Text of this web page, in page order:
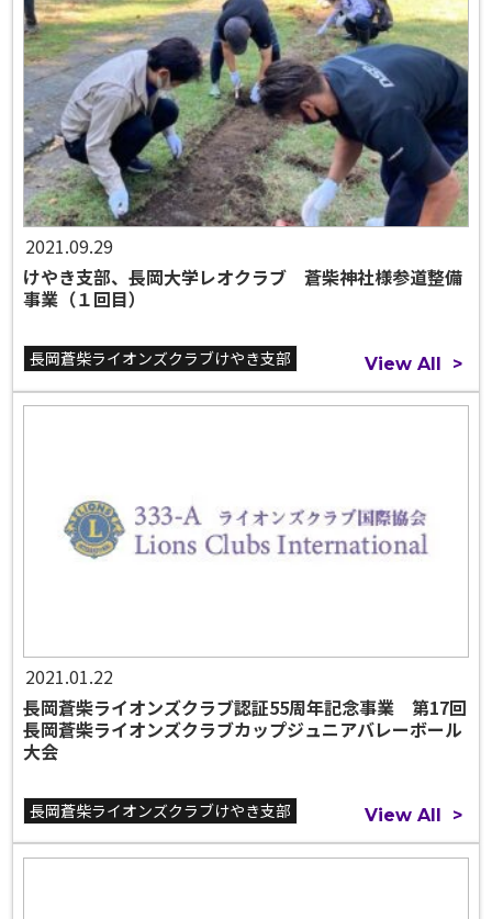
2021.09.29
けやき支部、長岡大学レオクラブ 蒼柴神社様参道整備
事業（１回目）
長岡蒼柴ライオンズクラブけやき支部 View All >
2021.01.22
長岡蒼柴ライオンズクラブ認証55周年記念事業 第17回
長岡蒼柴ライオンズクラブカップジュニアバレーボール
大会
長岡蒼柴ライオンズクラブけやき支部 View All >